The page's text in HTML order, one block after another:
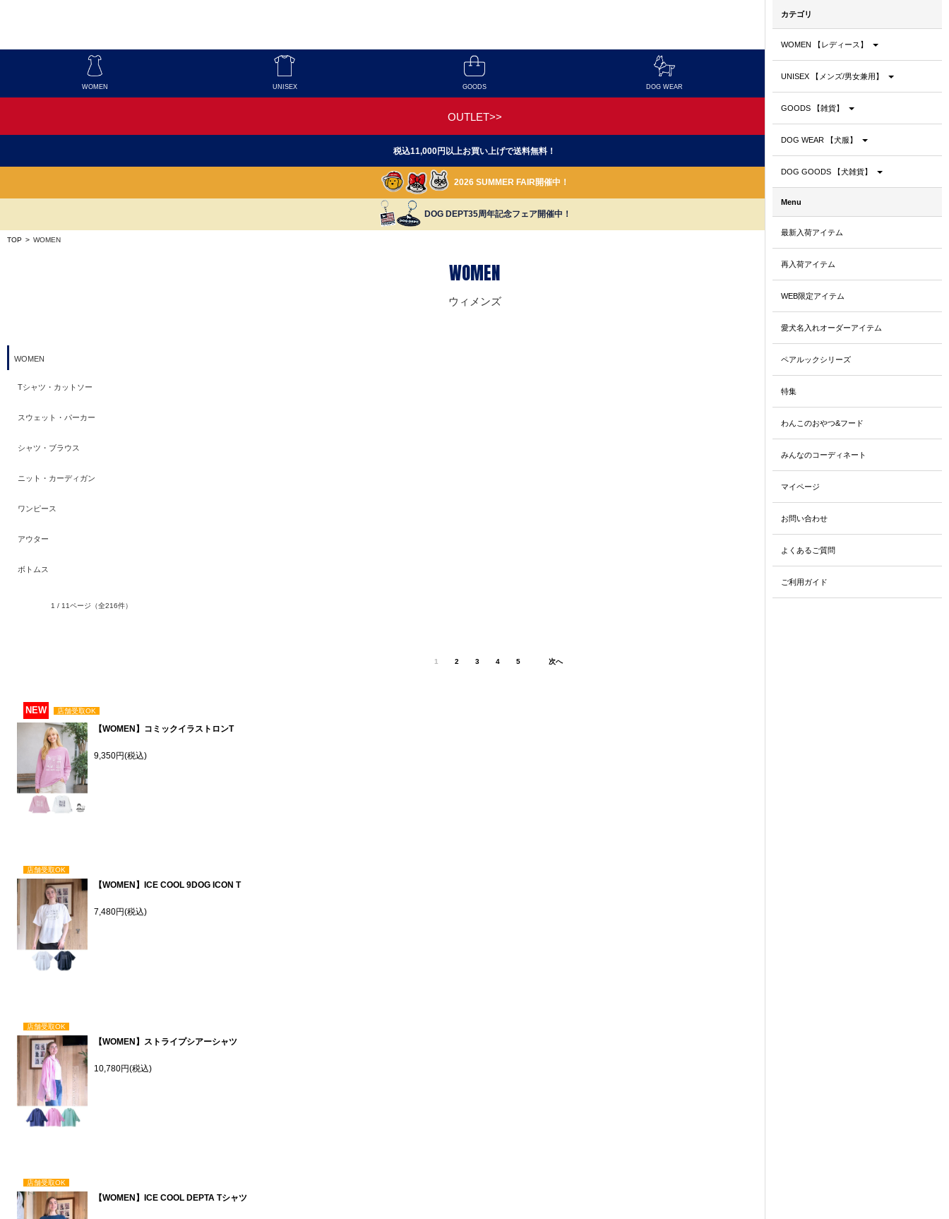
カテゴリ
WOMEN 【レディース】
UNISEX 【メンズ/男女兼用】
GOODS 【雑貨】
DOG WEAR 【犬服】
DOG GOODS 【犬雑貨】
Menu
最新入荷アイテム
再入荷アイテム
WEB限定アイテム
愛犬名入れオーダーアイテム
ペアルックシリーズ
特集
わんこのおやつ&フード
みんなのコーディネート
マイページ
お問い合わせ
よくあるご質問
ご利用ガイド
WOMEN UNISEX GOODS DOG WEAR
OUTLET>>
税込11,000円以上お買い上げで送料無料！
2026 SUMMER FAIR開催中！
DOG DEPT35周年記念フェア開催中！
TOP > WOMEN
WOMEN
ウィメンズ
WOMEN
Tシャツ・カットソー
スウェット・パーカー
シャツ・ブラウス
ニット・カーディガン
ワンピース
アウター
ボトムス
1 / 11ページ （全216件）
1 2 3 4 5 次へ
NEW 店舗受取OK
【WOMEN】コミックイラストロンT
9,350円(税込)
店舗受取OK
【WOMEN】ICE COOL 9DOG ICON T
7,480円(税込)
店舗受取OK
【WOMEN】ストライプシアーシャツ
10,780円(税込)
店舗受取OK
【WOMEN】ICE COOL DEPTA Tシャツ